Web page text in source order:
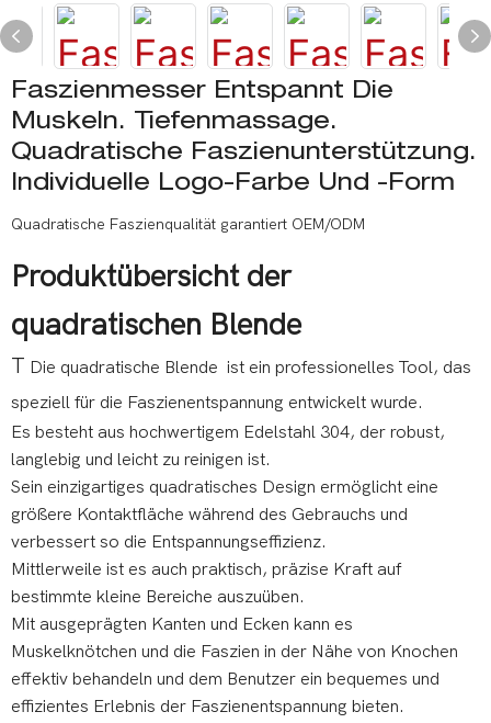
Faszienmesser Entspannt Die
Muskeln. Tiefenmassage.
Quadratische Faszienunterstützung.
Individuelle Logo-Farbe Und -Form
Quadratische Faszienqualität garantiert OEM/ODM
Produktübersicht der
quadratischen Blende
T Die quadratische Blende ist ein professionelles Tool, das
speziell für die Faszienentspannung entwickelt wurde.
Es besteht aus hochwertigem Edelstahl 304, der robust,
langlebig und leicht zu reinigen ist.
Sein einzigartiges quadratisches Design ermöglicht eine
größere Kontaktfläche während des Gebrauchs und
verbessert so die Entspannungseffizienz.
Mittlerweile ist es auch praktisch, präzise Kraft auf
bestimmte kleine Bereiche auszuüben.
Mit ausgeprägten Kanten und Ecken kann es
Muskelknötchen und die Faszien in der Nähe von Knochen
effektiv behandeln und dem Benutzer ein bequemes und
effizientes Erlebnis der Faszienentspannung bieten.